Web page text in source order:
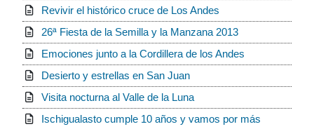
Revivir el histórico cruce de Los Andes
26ª Fiesta de la Semilla y la Manzana 2013
Emociones junto a la Cordillera de los Andes
Desierto y estrellas en San Juan
Visita nocturna al Valle de la Luna
Ischigualasto cumple 10 años y vamos por más